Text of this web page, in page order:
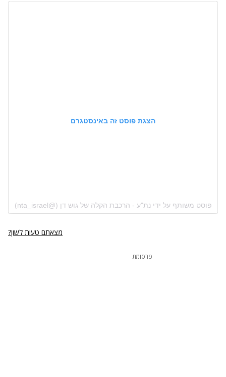
הצגת פוסט זה באינסטגרם
פוסט משותף על ידי ‏‎נת"ע - הרכבת הקלה של גוש דן‎‏ (@‏‎nta_israel‎‏)
מצאתם טעות לשון?
פרסומת